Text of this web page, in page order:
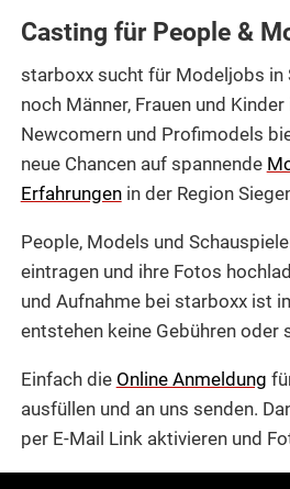
Casting für People &
starboxx sucht für Modeljobs in
noch Männer, Frauen und
Newcomern und Profimodels
neue Chancen auf spannende
Erfahrungenin der Region
People, Models und
eintragen und ihre Fotos
und Aufnahme bei starboxx ist
entstehen keine Gebühren oder
Einfach die Online Anmeldung
ausfüllen und an uns senden.
per E-Mail Link aktivieren und